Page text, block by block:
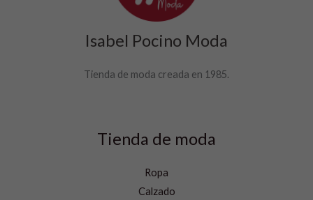
Isabel Pocino Moda
Tienda de moda creada en 1985.
Tienda de moda
Ropa
Calzado